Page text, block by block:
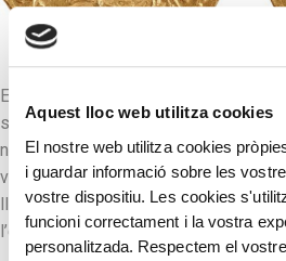
Aquest lloc web utilitza cookies
El nostre web utilitza cookies
i guardar informació sobre les
vostre dispositiu. Les cookies
funcioni correctament i la vostra
personalitzada. Respectem el
El regnat d’Aurelià s’inscriu en el
segle III (235-284 dC), quan les
nomenar i deposar emperadors a
van convertir en un instrument de
llegendes, en missatges que
l’emperador i els seus soldats.